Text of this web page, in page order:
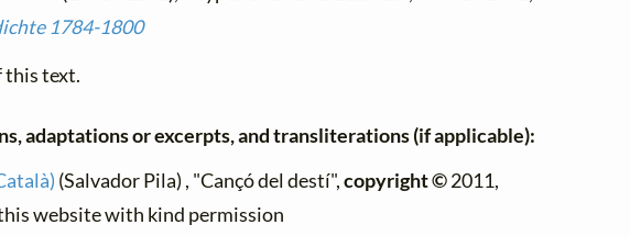
1784-1800
this text.
adaptations or excerpts, and transliterations (if applicable):
(Salvador Pila) , "Cançó del destí",copyright ©2011,
website with kind permission